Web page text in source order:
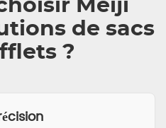
Meiji
de sacs
?